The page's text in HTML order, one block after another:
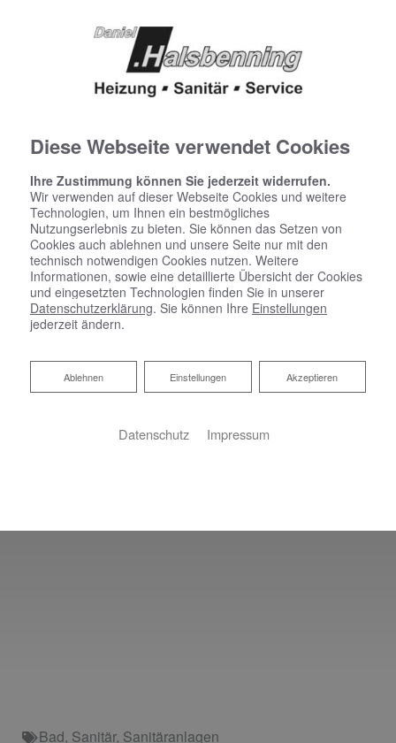
Bad, Sanitär, Sanitäranlagen
Diese Webseite verwendet Cookies
Ihre Zustimmung können Sie jederzeit widerrufen.
Wir verwenden auf dieser Webseite Cookies und weitere
Technologien, um Ihnen ein bestmögliches
Nutzungserlebnis zu bieten. Sie können das Setzen von
Cookies auch ablehnen und unsere Seite nur mit den
technisch notwendigen Cookies nutzen. Weitere
Informationen, sowie eine detaillierte Übersicht der Cookies
und eingesetzten Technologien finden Sie in unserer
Datenschutzerklärung. Sie können Ihre Einstellungen
jederzeit ändern.
Akzeptieren
Einstellungen
Ablehnen
Ablehnen
Datenschutz Impressum